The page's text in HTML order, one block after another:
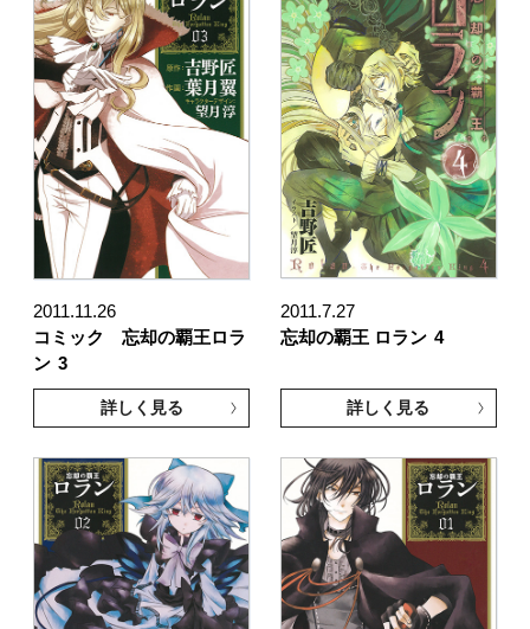
2011.11.26
コミック 忘却の覇王ロラ
ン 3
詳しく見る
2011.7.27
忘却の覇王 ロラン 4
詳しく見る